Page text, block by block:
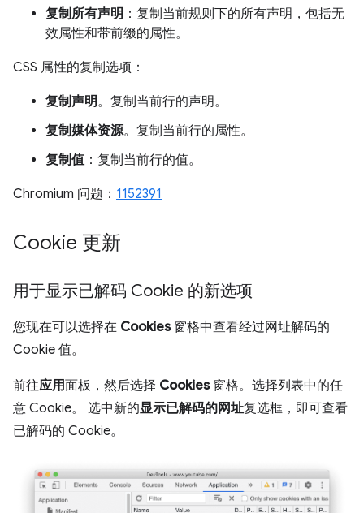
复制所有声明 ：复制当前规则下的所有声明，包括无
效属性和带前缀的属性。
CSS 属性的复制选项：
复制声明。复制当前行的声明。
复制媒体资源。复制当前行的属性。
复制值：复制当前行的值。
Chromium 问题： 1152391
Cookie 更新
用于显示已解码 Cookie 的新选项
您现在可以选择在 Cookies窗格中查看经过网址解码的
Cookie 值。
前往应用面板，然后选择 Cookies窗格。选择列表中的任
意 Cookie。 选中新的显示已解码的网址复选框，即可查看
已解码的 Cookie。